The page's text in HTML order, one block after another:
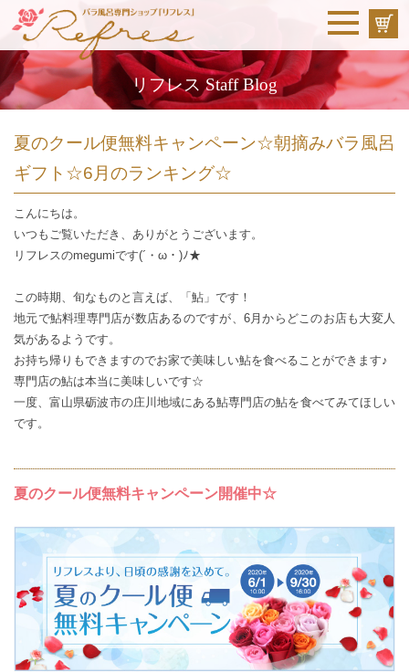
リフレス Staff Blog
夏のクール便無料キャンペーン☆朝摘みバラ風呂
ギフト☆6月のランキング☆
こんにちは。
いつもご覧いただき、ありがとうございます。
リフレスのmegumiです(´・ω・)ﾉ★
この時期、旬なものと言えば、「鮎」です！
地元で鮎料理専門店が数店あるのですが、6月からどこのお店も大変人
気があるようです。
お持ち帰りもできますのでお家で美味しい鮎を食べることができます♪
専門店の鮎は本当に美味しいです☆
一度、富山県砺波市の庄川地域にある鮎専門店の鮎を食べてみてほしい
です。
夏のクール便無料キャンペーン開催中☆